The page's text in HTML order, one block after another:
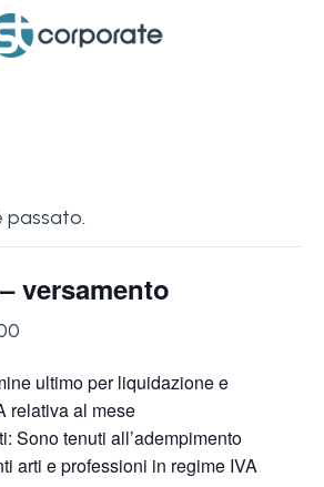
passato.
versamento
ultimo per liquidazione e
relativa al mese
Sono tenuti all’adempimento
arti e professioni in regime IVA